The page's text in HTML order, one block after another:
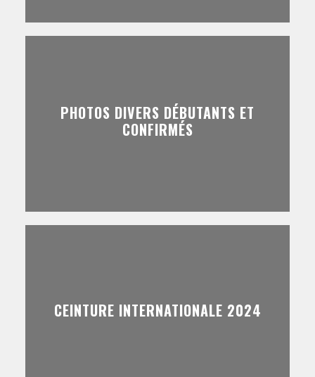
PHOTOS DIVERS DÉBUTANTS ET
CONFIRMÉS
CEINTURE INTERNATIONALE 2024